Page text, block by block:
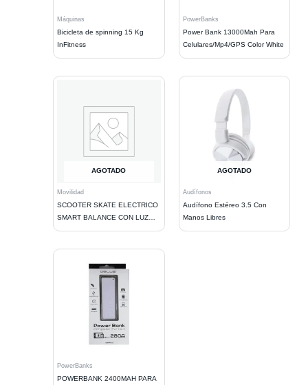
Máquinas
Bicicleta de spinning 15 Kg
InFitness
PowerBanks
Power Bank 13000Mah Para
Celulares/Mp4/GPS Color White
AGOTADO
Movilidad
SCOOTER SKATE ELECTRICO
SMART BALANCE CON LUZ
LED + BT 10
AGOTADO
Audífonos
Audífono Estéreo 3.5 Con
Manos Libres
PowerBanks
POWERBANK 2400MAH PARA